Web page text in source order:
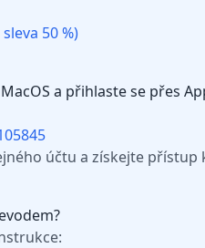
50 %)
a přihlaste se přes
účtu a získejte přístup